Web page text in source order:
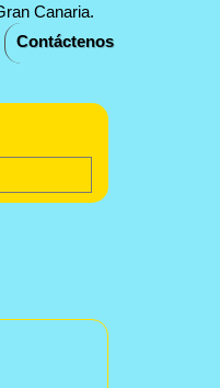
Contáctenos